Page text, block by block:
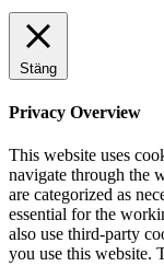
Stäng
Privacy Overview
This website uses
navigate through the
are categorized as
essential for the
also use third-party
you use this website.